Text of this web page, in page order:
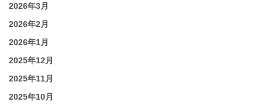
2026年3月
2026年2月
2026年1月
2025年12月
2025年11月
2025年10月